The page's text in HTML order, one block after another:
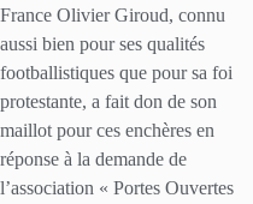
France Olivier Giroud, connu
aussi bien pour ses qualités
footballistiques que pour sa foi
protestante, a fait don de son
maillot pour ces enchères en
réponse à la demande de
l’association « Portes Ouvertes